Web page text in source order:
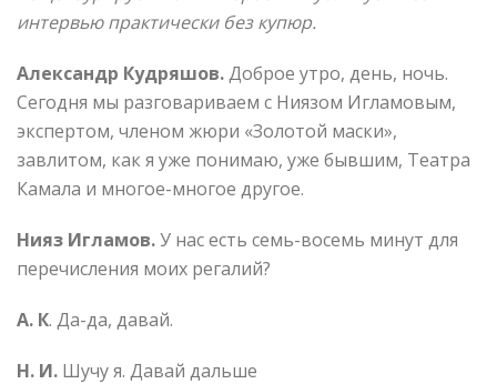
интервью практически без купюр.
Александр Кудряшов.Доброе утро, день, ночь.
Сегодня мы разговариваем с Ниязом Игламовым,
экспертом, членом жюри «Золотой маски»,
завлитом, как я уже понимаю, уже бывшим, Театра
Камала и многое-многое другое.
Нияз Игламов.У нас есть семь-восемь минут для
перечисления моих регалий?
А. К. Да-да, давай.
Н. И. Шучу я. Давай дальше